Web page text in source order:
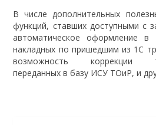
В числе дополнительных
функций, ставших доступными с
автоматическое оформление
накладных по пришедшим из 1С
возможность коррекции
переданных в базу ИСУ ТОиР, и